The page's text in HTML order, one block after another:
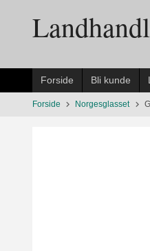
innholdet
Forside Bli kunde
Forside Norgesglasset